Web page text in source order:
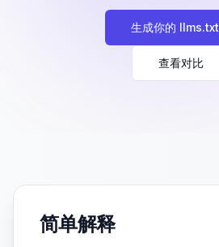
生成你的 llms.txt
查看对比
简单解释